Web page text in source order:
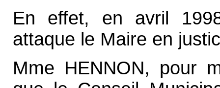
En effet, en avril
attaque le Maire en
Mme HENNON, pour